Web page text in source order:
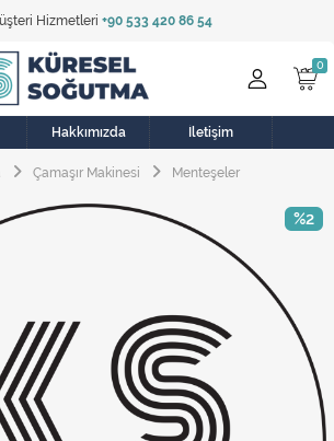
Hizmetleri +90 533 420 86 54
Tüm Kategoriler
Bulaşık Makinesi
Buzdolabı
Çamaşır Kurutma Makinesi
Elektrikli Aksamlar
Elektrikli Süpürge
Fan
Hakkımızda İletişim
Çamaşır Makinesi Menteşeler
%2